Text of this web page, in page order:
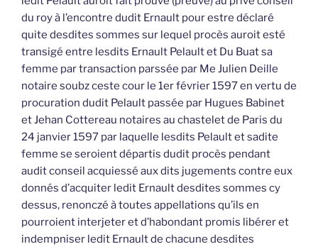
du roy à l’encontre dudit Ernault pour estre déclaré
quite desdites sommes sur lequel procès auroit esté
transigé entre lesdits Ernault Pelault et Du Buat sa
femme par transaction parssée par Me Julien Deille
notaire soubz ceste cour le 1er février 1597 en vertu de
procuration dudit Pelault passée par Hugues Babinet
et Jehan Cottereau notaires au chastelet de Paris du
24 janvier 1597 par laquelle lesdits Pelault et sadite
femme se seroient départis dudit procès pendant
audit conseil acquiessé aux dits jugements contre eux
donnés d’acquiter ledit Ernault desdites sommes cy
dessus, renonczé à toutes appellations qu’ils en
pourroient interjeter et d’habondant promis libérer et
indempniser ledit Ernault de chacune desdites